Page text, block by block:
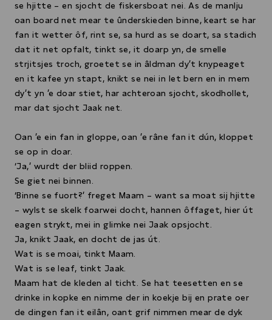
se hjitte – en sjocht de fiskersboat nei. As de manlju
oan board net mear te ûnderskieden binne, keart se har
fan it wetter ôf, rint se, sa hurd as se doart, sa stadich
dat it net opfalt, tinkt se, it doarp yn, de smelle
strjitsjes troch, groetet se in âldman dy’t knypeaget
en it kafee yn stapt, knikt se nei in let bern en in mem
dy’t yn ’e doar stiet, har achteroan sjocht, skodhollet,
mar dat sjocht Jaak net.
Oan ’e ein fan in gloppe, oan ’e râne fan it dún, kloppet
se op in doar.
‘Ja,’ wurdt der bliid roppen.
Se giet nei binnen.
‘Binne se fuort?’ freget Maam – want sa moat sij hjitte
– wylst se skelk foarwei docht, hannen ôffaget, hier út
eagen strykt, mei in glimke nei Jaak opsjocht.
Ja, knikt Jaak, en docht de jas út.
Wat is se moai, tinkt Maam.
Wat is se leaf, tinkt Jaak.
Maam hat de kleden al ticht. Se hat teesetten en se
drinke in kopke en nimme der in koekje bij en prate oer
de dingen fan it eilân, oant grif nimmen mear de dyk